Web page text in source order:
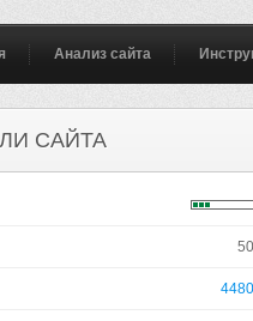
Анализ сайта
САЙТА
50
4480